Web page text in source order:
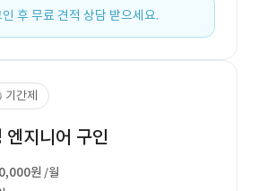
후 무료 견적 상담 받으세요.
기간제
엔지니어 구인
원 /월